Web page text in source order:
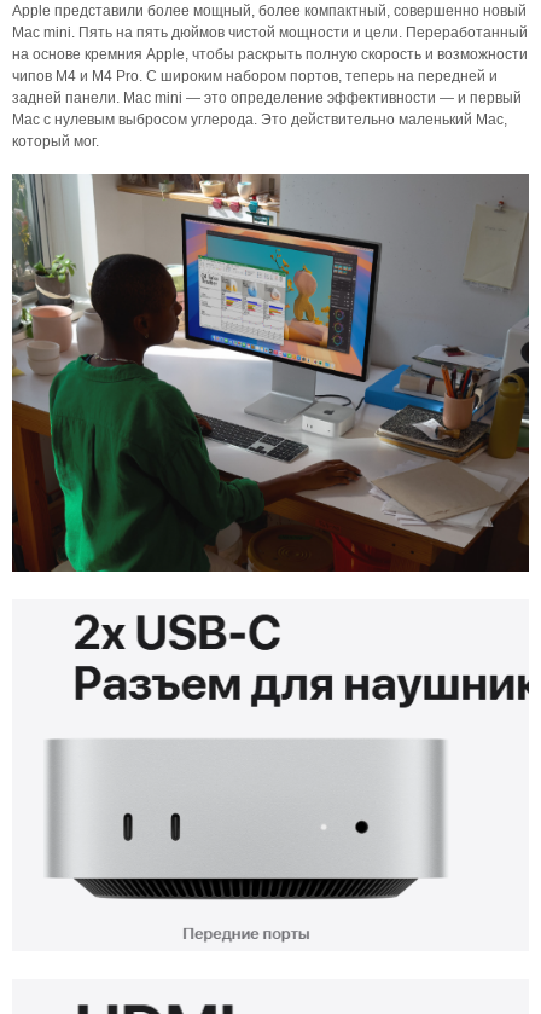
Apple представили более мощный, более компактный, совершенно новый
Mac mini. Пять на пять дюймов чистой мощности и цели. Переработанный
на основе кремния Apple, чтобы раскрыть полную скорость и возможности
чипов M4 и M4 Pro. С широким набором портов, теперь на передней и
задней панели. Mac mini — это определение эффективности — и первый
Mac с нулевым выбросом углерода. Это действительно маленький Mac,
который мог.